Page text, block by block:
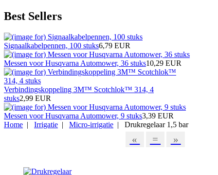
Best Sellers
Signaalkabelpennen, 100 stuks6,79 EUR
Messen voor Husqvarna Automower, 36 stuks10,29 EUR
Verbindingskoppeling 3M™ Scotchlok™ 314, 4
stuks2,99 EUR
Messen voor Husqvarna Automower, 9 stuks3,39 EUR
Home | Irrigatie | Micro-irrigatie | Drukregelaar 1,5 bar
« = »